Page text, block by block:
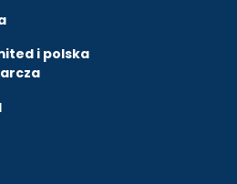
i polska